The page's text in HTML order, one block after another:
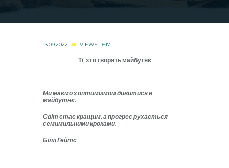
13.09.2022 VIEWS - 617
Ті, хто творять майбутнє
Ми маємо з оптимізмом дивитися в
майбутнє.
Світ стає кращим, а прогрес рухається
семимильними кроками.
Білл Гейтс